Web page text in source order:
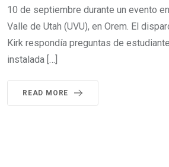
10 de septiembre durante un evento
Valle de Utah (UVU), en Orem. El
Kirk respondía preguntas de
instalada […]
READ MORE